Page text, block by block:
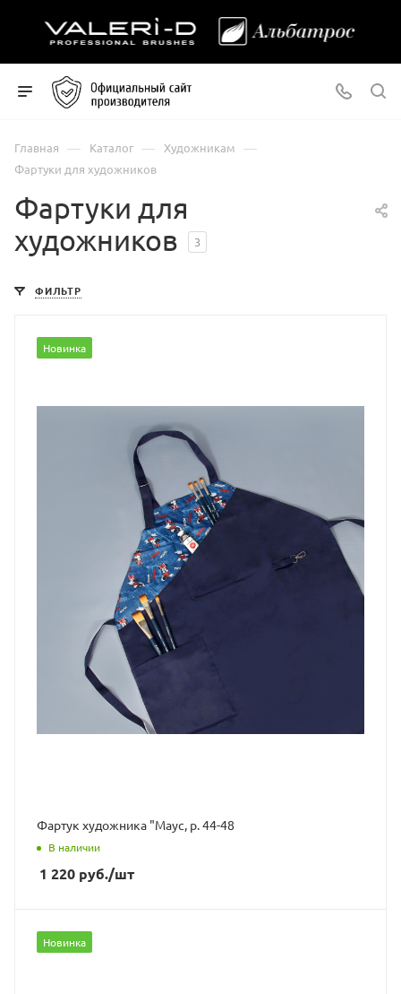
Главная — Каталог — Художникам —
Фартуки для художников
Фартуки для
художников
3
ФИЛЬТР
Новинка
Фартук художника "Маус, р. 44-48
В наличии
1 220 руб./шт
Новинка